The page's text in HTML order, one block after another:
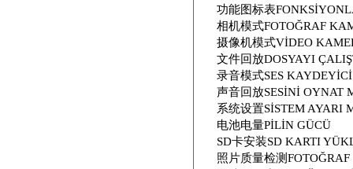
功能图标表
相机模式FOTOĞRAF
摄像机模式VİDEO
文件回放DOSYAYI
录音模式SES
声音回放SESİNİ OYNAT
系统设置SİSTEM AYARI
电池电量PİLİN GÜCÜ
SD卡安装SD KARTI
照片质量检测